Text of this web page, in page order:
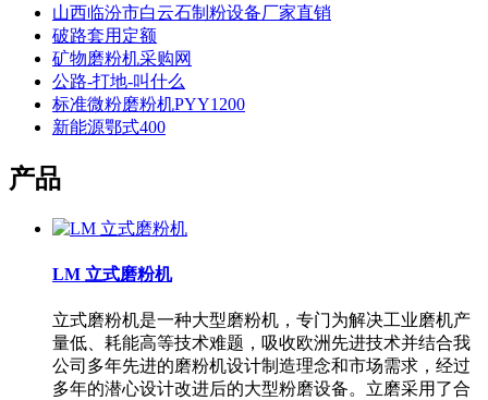
山西临汾市白云石制粉设备厂家直销
破路套用定额
矿物磨粉机采购网
公路-打地-叫什么
标准微粉磨粉机PYY1200
新能源鄂式400
产品
LM 立式磨粉机
立式磨粉机是一种大型磨粉机，专门为解决工业磨机产
量低、耗能高等技术难题，吸收欧洲先进技术并结合我
公司多年先进的磨粉机设计制造理念和市场需求，经过
多年的潜心设计改进后的大型粉磨设备。立磨采用了合